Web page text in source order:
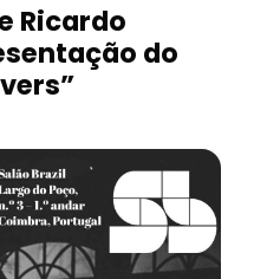
Ricardo
do